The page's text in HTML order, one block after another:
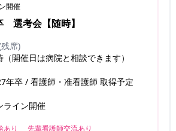
開催
選考会【随時】
席)
（開催日は病院と相談できます）
年卒 / 看護師・准看護師 取得予定
ライン開催
あり 先輩看護師交流あり